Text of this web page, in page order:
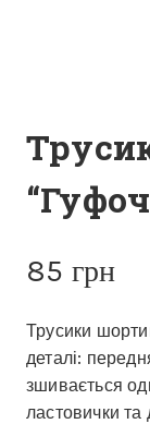
85 грн
Трусики
деталі:
зшивається
ластовички та